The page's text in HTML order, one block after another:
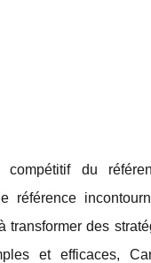
du
référence
transformer des
et efficaces,